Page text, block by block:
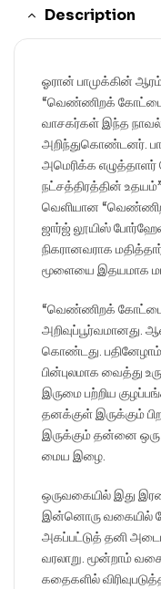
Description
ஓரான் பாமுக்கின்
“வெண்ணிறக்
வாசகர்கள் இந்த
அறிந்துகொண்டனர்.
அமெரிக்க எழுத்தாளர்
நட்சத்திரத்தின் உதயம்”
வெளியான
ஜார்ஜ் லூயிஸ்
நிகரானவராக
மூளையை இதயமாக
“வெண்ணிறக்
அறிவுப்பூர்வமானது.
கொண்டது.
பின்புலமாக வைத்து
இருமை பற்றிய
தனக்குள் இருக்கும்
இருக்கும் தன்னை
மைய இழை.
ஒருவகையில் இது
இன்னொரு வகையில்
அகப்பட்டுத் தனி
வரலாறு. மூன்றாம்
கதைகளில்